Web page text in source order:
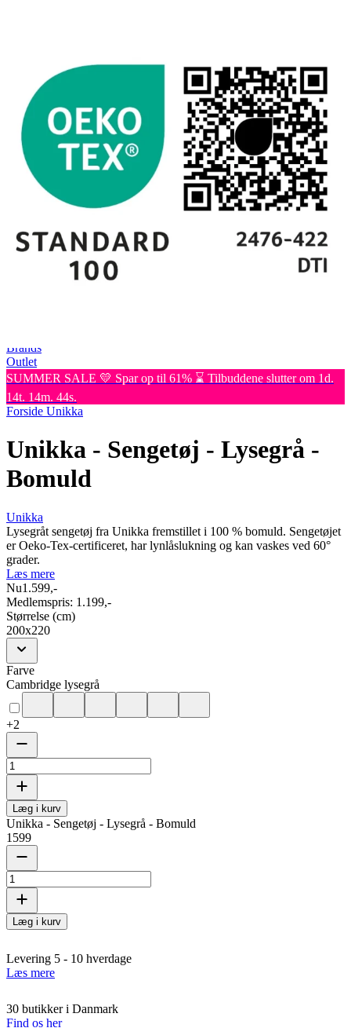
2-personers sovesofaer
3-personers sovesofaer
Vælg efter funktion
Sovesofaer med opbevaring
Sovesofaer med chaiselong
Tilbehør
Til sengen
Sengegavle
Sengebunde
Sengeborde
Pyntepuder
Sengetæpper
Brands
Outlet
SUMMER SALE 💛 Spar op til 61% ⌛ Tilbuddene slutter om 1d.
14t. 14m. 44s.
Forside Unikka
Unikka - Sengetøj - Lysegrå -
Bomuld
Unikka
Lysegråt sengetøj fra Unikka fremstillet i 100 % bomuld. Sengetøjet
er Oeko-Tex-certificeret, har lynlåslukning og kan vaskes ved 60°
grader.
Læs mere
Nu1.599,-
Medlemspris: 1.199,-
Størrelse (cm)
200x220
Farve
Cambridge lysegrå
+2
Læg i kurv
Unikka - Sengetøj - Lysegrå - Bomuld
1599
Læg i kurv
Levering 5 - 10 hverdage
Læs mere
30 butikker i Danmark
Find os her